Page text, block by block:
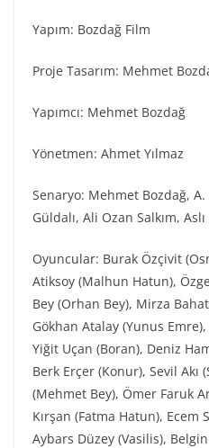
Yapım: Bozdağ Fi̇lm
Proje Tasarım: Mehmet
Yapımcı: Mehmet Bozdağ
Yönetmen: Ahmet Yılmaz
Senaryo: Mehmet Bozdağ,
Güldalı, Ali Ozan Salkım,
Oyuncular: Burak Özçivit
Atiksoy (Malhun Hatun),
Bey (Orhan Bey), Mirza
Gökhan Atalay (Yunus
Yiğit Uçan (Boran), Deniz
Berk Erçer (Konur), Sevil
(Mehmet Bey), Ömer Faruk
Kırşan (Fatma Hatun), Ecem
Aybars Düzey (Vasilis),